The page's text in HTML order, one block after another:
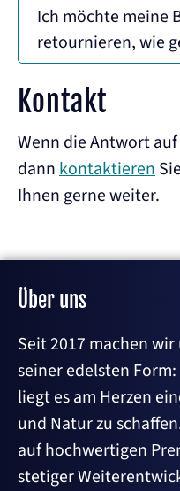
Ich möchte meine
retournieren, wie
Kontakt
Wenn die Antwort
dannkontaktieren
Ihnen gerne weiter.
Über uns
Seit 2017 machen
seiner edelsten
liegt es am Herzen
und Natur zu
auf hochwertigen
stetiger